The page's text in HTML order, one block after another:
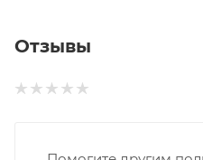
Отзывы